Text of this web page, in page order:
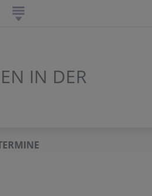
IN DER